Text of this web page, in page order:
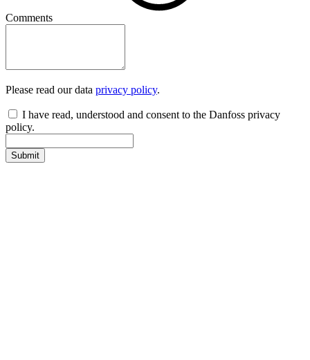
Comments
Please read our data privacy policy.
I have read, understood and consent to the Danfoss privacy
policy.
Submit